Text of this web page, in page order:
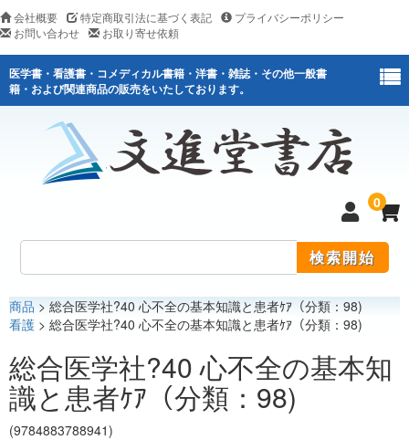
会社概要 特定商取引法に基づく表記
プライバシーポリシー
お問い合わせ
お取り寄せ依頼
医学書・看護書・コメディカル書籍・洋書・雑誌・その他一般書
籍・および関連商品の販売をいたしております。
0
医学
医薬関連
レジデント
商品 > 総合医学社?40 心不全の基本知識と患者ｹｱ（分類：98)
看護 > 総合医学社?40 心不全の基本知識と患者ｹｱ（分類：98)
総合医学社?40 心不全の基本知
識と患者ｹｱ（分類：98)
(9784883788941)